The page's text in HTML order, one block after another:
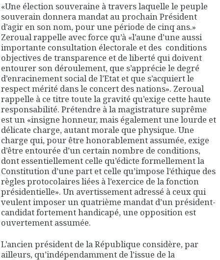
«Une élection souveraine à travers laquelle le peuple
souverain donnera mandat au prochain Président
d’agir en son nom, pour une période de cinq ans.»
Zeroual rappelle avec force qu’à «l’aune d’une aussi
importante consultation électorale et des conditions
objectives de transparence et de liberté qui doivent
entourer son déroulement, que s’apprécie le degré
d’enracinement social de l’Etat et que s’acquiert le
respect mérité dans le concert des nations». Zeroual
rappelle à ce titre toute la gravité qu’exige cette haute
responsabilité. Prétendre à la magistrature suprême
est un «insigne honneur, mais également une lourde et
délicate charge, autant morale que physique. Une
charge qui, pour être honorablement assumée, exige
d’être entourée d’un certain nombre de conditions,
dont essentiellement celle qu’édicte formellement la
Constitution d’une part et celle qu’impose l’éthique des
règles protocolaires liées à l’exercice de la fonction
présidentielle». Un avertissement adressé à ceux qui
veulent imposer un quatrième mandat d’un président-
candidat fortement handicapé, une opposition est
ouvertement assumée.
L’ancien président de la République considère, par
ailleurs, qu’indépendamment de l’issue de la